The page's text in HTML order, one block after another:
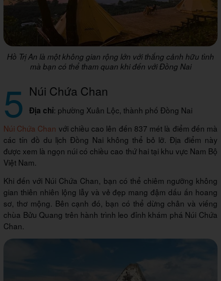
Hồ Trị An là một không gian rộng lớn với thắng cảnh hữu tình
mà bạn có thể tham quan khi đến với Đồng Nai
5 Núi Chứa Chan
Địa chỉ: phường Xuân Lộc, thành phố Đồng Nai
Núi Chứa Chan với chiều cao lên đến 837 mét là điểm đến mà
các tín đồ du lịch Đồng Nai không thể bỏ lỡ. Địa điểm này
được xem là ngọn núi có chiều cao thứ hai tại khu vực Nam Bộ
Việt Nam.
Khi đến với Núi Chứa Chan, bạn có thể chiêm ngưỡng không
gian thiên nhiên lộng lẫy và vẻ đẹp mang đậm dấu ấn hoang
sơ, thơ mộng. Bên cạnh đó, bạn có thể dừng chân và viếng
chùa Bửu Quang trên hành trình leo đỉnh khám phá Núi Chứa
Chan.